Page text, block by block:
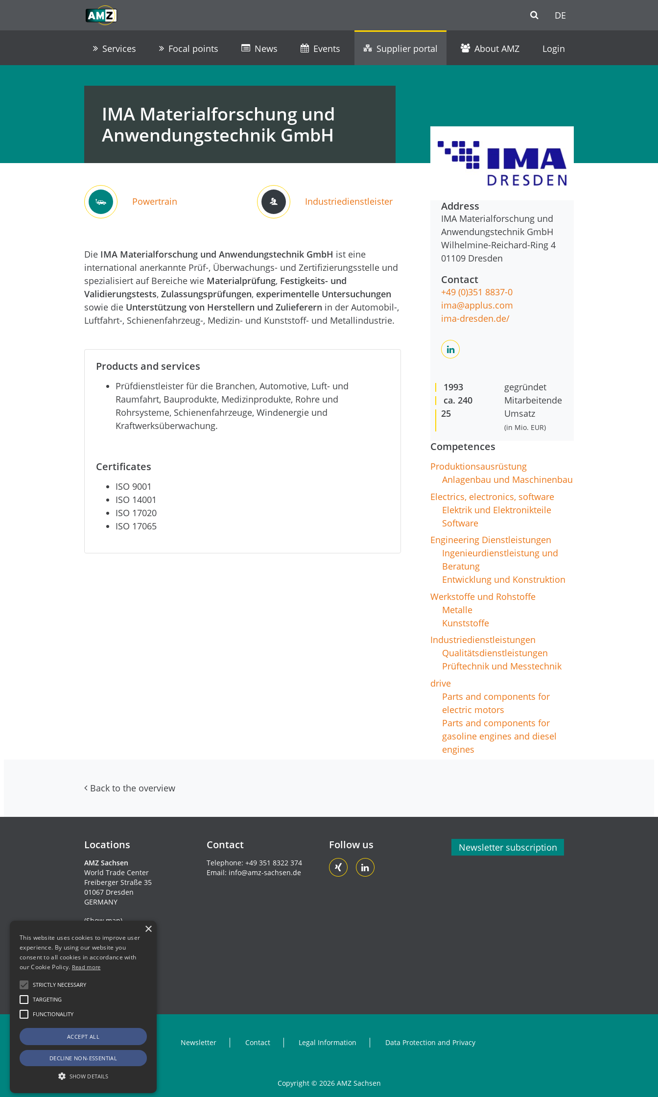
Go to footer / contact
DE
Services Focal points News Events Supplier portal About AMZ Login
IMA Materialforschung und
Anwendungstechnik GmbH
Powertrain Industrie­dienstleister
Die IMA Materialforschung und Anwendungstechnik GmbH ist eine
international anerkannte Prüf-, Überwachungs- und Zertifizierungsstelle und
spezialisiert auf Bereiche wie Materialprüfung, Festigkeits- und
Validierungstests, Zulassungsprüfungen, experimentelle Untersuchungen
sowie die Unterstützung von Herstellern und Zulieferern in der Automobil-,
Luftfahrt-, Schienenfahrzeug-, Medizin- und Kunststoff- und Metallindustrie.
Products and services
Prüfdienstleister für die Branchen, Automotive, Luft- und
Raumfahrt, Bauprodukte, Medizinprodukte, Rohre und
Rohrsysteme, Schienenfahrzeuge, Windenergie und
Kraftwerksüberwachung.
Certificates
ISO 9001
ISO 14001
ISO 17020
ISO 17065
Address
IMA Materialforschung und
Anwendungstechnik GmbH
Wilhelmine-Reichard-Ring 4
01109 Dresden
Contact
+49 (0)351 8837-0
ima@applus.com
ima-dresden.de/
1993
gegründet
ca. 240
Mitarbeitende
25
Umsatz
(in Mio. EUR)
Competences
Produktionsausrüstung
Anlagenbau und Maschinenbau
Electrics, electronics, software
Elektrik und Elektronikteile
Software
Engineering Dienstleistungen
Ingenieurdienstleistung und
Beratung
Entwicklung und Konstruktion
Werkstoffe und Rohstoffe
Metalle
Kunststoffe
Industriedienstleistungen
Qualitätsdienstleistungen
Prüftechnik und Messtechnik
drive
Parts and components for
electric motors
Parts and components for
gasoline engines and diesel
engines
Back to the overview
Locations
AMZ Sachsen
World Trade Center
Freiberger Straße 35
01067 Dresden
GERMANY
(Show map)
Business Village
Beckerstraße 13
09120 Chemnitz
GERMANY
(
Contact
Telephone: +49 351 8322 374
Email: info@amz-sachsen.de
Follow us Newsletter subscription
Newsletter Contact Legal Information Data Protection and Privacy
Copyright © 2026 AMZ Sachsen
×
This website uses cookies to improve user
experience. By using our website you
consent to all cookies in accordance with
our Cookie Policy. Read more
STRICTLY NECESSARY
TARGETING
FUNCTIONALITY
ACCEPT ALL
DECLINE NON-ESSENTIAL
SHOW DETAILS